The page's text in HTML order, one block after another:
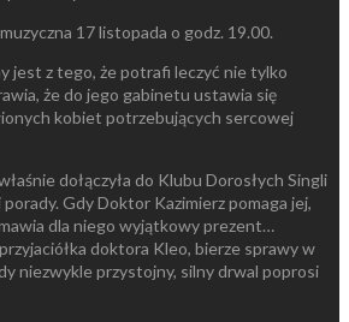
17 listopada o godz. 19.00.
jest z tego, że potrafi leczyć nie tylko
że do jego gabinetu ustawia się
kobiet potrzebujących sercowej
dołączyła do Klubu Dorosłych Singli
Gdy Doktor Kazimierz pomaga jej,
dla niego wyjątkowy prezent…
doktora Kleo, bierze sprawy w
niezwykle przystojny, silny drwal poprosi